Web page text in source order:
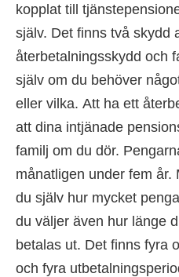
kopplat till
själv. Det finns två skydd
återbetalningsskydd och
själv om du behöver
eller vilka. Att ha ett
att dina intjänade
familj om du dör.
månatligen under fem år.
du själv hur mycket
du väljer även hur länge
betalas ut. Det finns fyra
och fyra